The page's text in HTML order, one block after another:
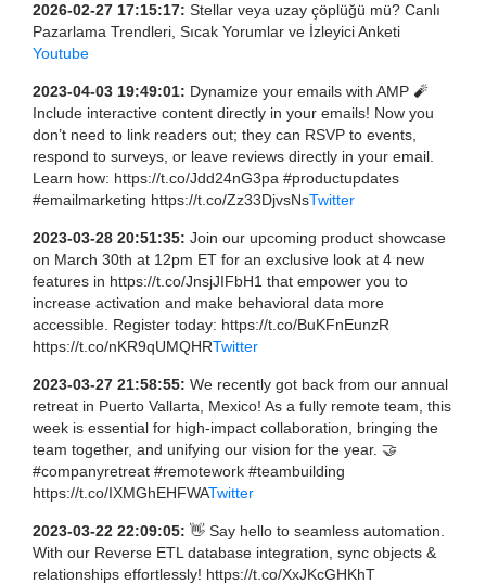
2026-02-27 17:15:17: Stellar veya uzay çöplüğü mü? Canlı
Pazarlama Trendleri, Sıcak Yorumlar ve İzleyici Anketi
Youtube
2023-04-03 19:49:01: Dynamize your emails with AMP 🧨
Include interactive content directly in your emails! Now you
don’t need to link readers out; they can RSVP to events,
respond to surveys, or leave reviews directly in your email.
Learn how: https://t.co/Jdd24nG3pa #productupdates
#emailmarketing https://t.co/Zz33DjvsNsTwitter
2023-03-28 20:51:35: Join our upcoming product showcase
on March 30th at 12pm ET for an exclusive look at 4 new
features in https://t.co/JnsjJIFbH1 that empower you to
increase activation and make behavioral data more
accessible. Register today: https://t.co/BuKFnEunzR
https://t.co/nKR9qUMQHRTwitter
2023-03-27 21:58:55: We recently got back from our annual
retreat in Puerto Vallarta, Mexico! As a fully remote team, this
week is essential for high-impact collaboration, bringing the
team together, and unifying our vision for the year. 🤝
#companyretreat #remotework #teambuilding
https://t.co/IXMGhEHFWATwitter
2023-03-22 22:09:05: 👋 Say hello to seamless automation.
With our Reverse ETL database integration, sync objects &
relationships effortlessly! https://t.co/XxJKcGHKhT